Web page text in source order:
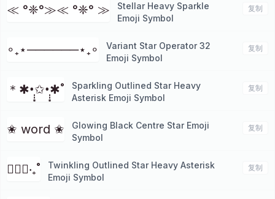
≪ °❈°≫≪ °❈° ≫
Stellar Heavy Sparkle
Emoji Symbol
复制
∘₊⋆──────⋆₊∘
Variant Star Operator 32
Emoji Symbol
复制
＊✱•̩̩͙✩•̩̩͙✱˚
Sparkling Outlined Star Heavy
Asterisk Emoji Symbol
复制
✬ word ✬
Glowing Black Centre Star Emoji
Symbol
复制
✱ੈ✩‧₊˚
Twinkling Outlined Star Heavy Asterisk
Emoji Symbol
复制